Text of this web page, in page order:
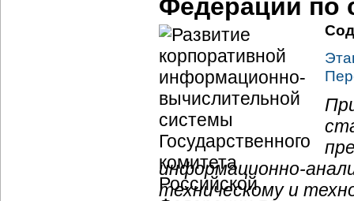
Федерации по
информационно-
техническому и